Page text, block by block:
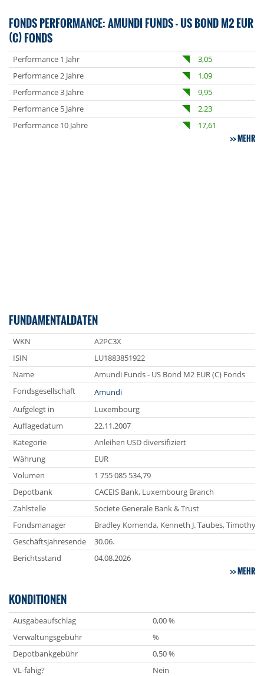
FONDS PERFORMANCE: AMUNDI FUNDS - US BOND M2 EUR
(C) FONDS
Performance 1 Jahr
3,05
Performance 2 Jahre
1,09
Performance 3 Jahre
9,95
Performance 5 Jahre
2,23
Performance 10 Jahre
17,61
MEHR
FUNDAMENTALDATEN
WKN
A2PC3X
ISIN
LU1883851922
Name
Amundi Funds - US Bond M2 EUR (C) Fonds
Fondsgesellschaft
Amundi
Aufgelegt in
Luxembourg
Auflagedatum
22.11.2007
Kategorie
Anleihen USD diversifiziert
Währung
EUR
Volumen
1 755 085 534,79
Depotbank
CACEIS Bank, Luxembourg Branch
Zahlstelle
Societe Generale Bank & Trust
Fondsmanager
Bradley Komenda, Kenneth J. Taubes, Timothy
Geschäftsjahresende
30.06.
Berichtsstand
04.08.2026
MEHR
KONDITIONEN
Ausgabeaufschlag
0,00 %
Verwaltungsgebühr
%
Depotbankgebühr
0,50 %
VL-fähig?
Nein